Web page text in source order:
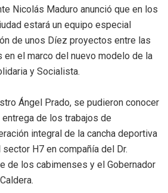
Nicolás Maduro anunció que en los
estará un equipo especial
de unos Díez proyectos entre las
en el marco del nuevo modelo de la
y Socialista.
Ángel Prado, se pudieron conocer
de los trabajos de
integral de la cancha deportiva
H7 en compañía del Dr.
de los cabimenses y el Gobernador